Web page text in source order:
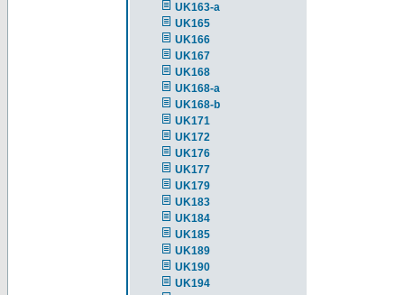
UK163-a
UK165
UK166
UK167
UK168
UK168-a
UK168-b
UK171
UK172
UK176
UK177
UK179
UK183
UK184
UK185
UK189
UK190
UK194